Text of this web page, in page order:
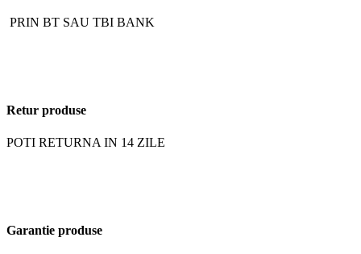
PRIN BT SAU TBI BANK
Retur produse
POTI RETURNA IN 14 ZILE
Garantie produse